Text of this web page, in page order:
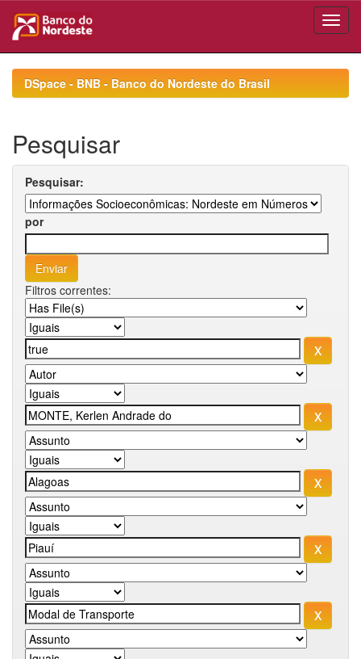
navigationDSpace - BNB - Banco do Nordeste do Brasil
Pesquisar
Pesquisar:
por
Filtros correntes: